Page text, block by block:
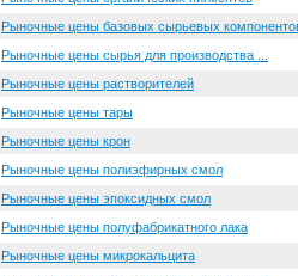
Рыночные цены базовых сырьевых
Рыночные цены сырья для производства ...
Рыночные цены растворителей
Рыночные цены тары
Рыночные цены крон
Рыночные цены полиэфирных смол
Рыночные цены эпоксидных смол
Рыночные цены полуфабрикатного лака
Рыночные цены микрокальцита